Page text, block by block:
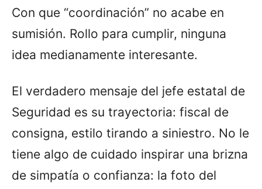
Con que “coordinación” no acabe en
sumisión. Rollo para cumplir, ninguna
idea medianamente interesante.
El verdadero mensaje del jefe estatal de
Seguridad es su trayectoria: fiscal de
consigna, estilo tirando a siniestro. No le
tiene algo de cuidado inspirar una brizna
de simpatía o confianza: la foto del